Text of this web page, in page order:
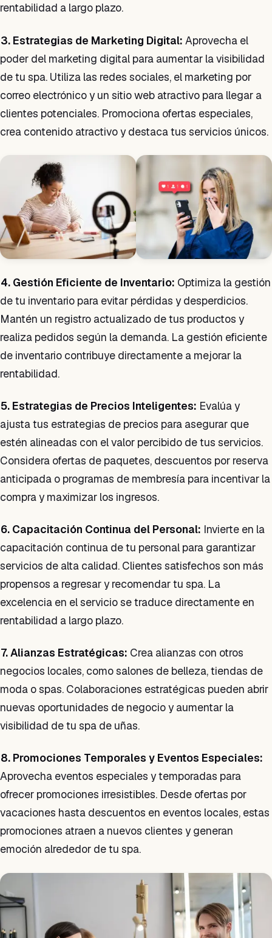
rentabilidad a largo plazo.
3. Estrategias de Marketing Digital: Aprovecha el
poder del marketing digital para aumentar la visibilidad
de tu spa. Utiliza las redes sociales, el marketing por
correo electrónico y un sitio web atractivo para llegar a
clientes potenciales. Promociona ofertas especiales,
crea contenido atractivo y destaca tus servicios únicos.
4. Gestión Eficiente de Inventario: Optimiza la gestión
de tu inventario para evitar pérdidas y desperdicios.
Mantén un registro actualizado de tus productos y
realiza pedidos según la demanda. La gestión eficiente
de inventario contribuye directamente a mejorar la
rentabilidad.
5. Estrategias de Precios Inteligentes: Evalúa y
ajusta tus estrategias de precios para asegurar que
estén alineadas con el valor percibido de tus servicios.
Considera ofertas de paquetes, descuentos por reserva
anticipada o programas de membresía para incentivar la
compra y maximizar los ingresos.
6. Capacitación Continua del Personal: Invierte en la
capacitación continua de tu personal para garantizar
servicios de alta calidad. Clientes satisfechos son más
propensos a regresar y recomendar tu spa. La
excelencia en el servicio se traduce directamente en
rentabilidad a largo plazo.
7. Alianzas Estratégicas: Crea alianzas con otros
negocios locales, como salones de belleza, tiendas de
moda o spas. Colaboraciones estratégicas pueden abrir
nuevas oportunidades de negocio y aumentar la
visibilidad de tu spa de uñas.
8. Promociones Temporales y Eventos Especiales:
Aprovecha eventos especiales y temporadas para
ofrecer promociones irresistibles. Desde ofertas por
vacaciones hasta descuentos en eventos locales, estas
promociones atraen a nuevos clientes y generan
emoción alrededor de tu spa.